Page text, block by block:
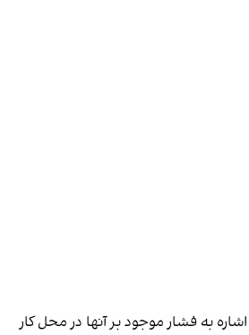
به فشار موجود بر آنها در محل کار